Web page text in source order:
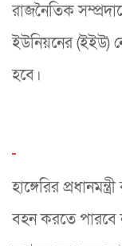
রাজনৈতিক
ইউনিয়নের (ইইউ)
হবে।
হাঙ্গেরির
বহন করতে পারবে